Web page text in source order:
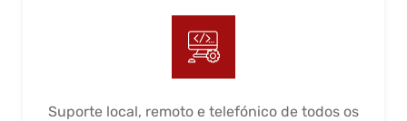
Suporte local, remoto e telefónico de todos os